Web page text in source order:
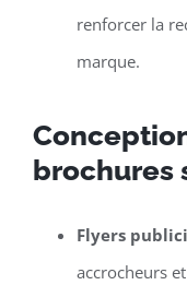
renforcer la
marque.
brochures
Flyers
accrocheurs